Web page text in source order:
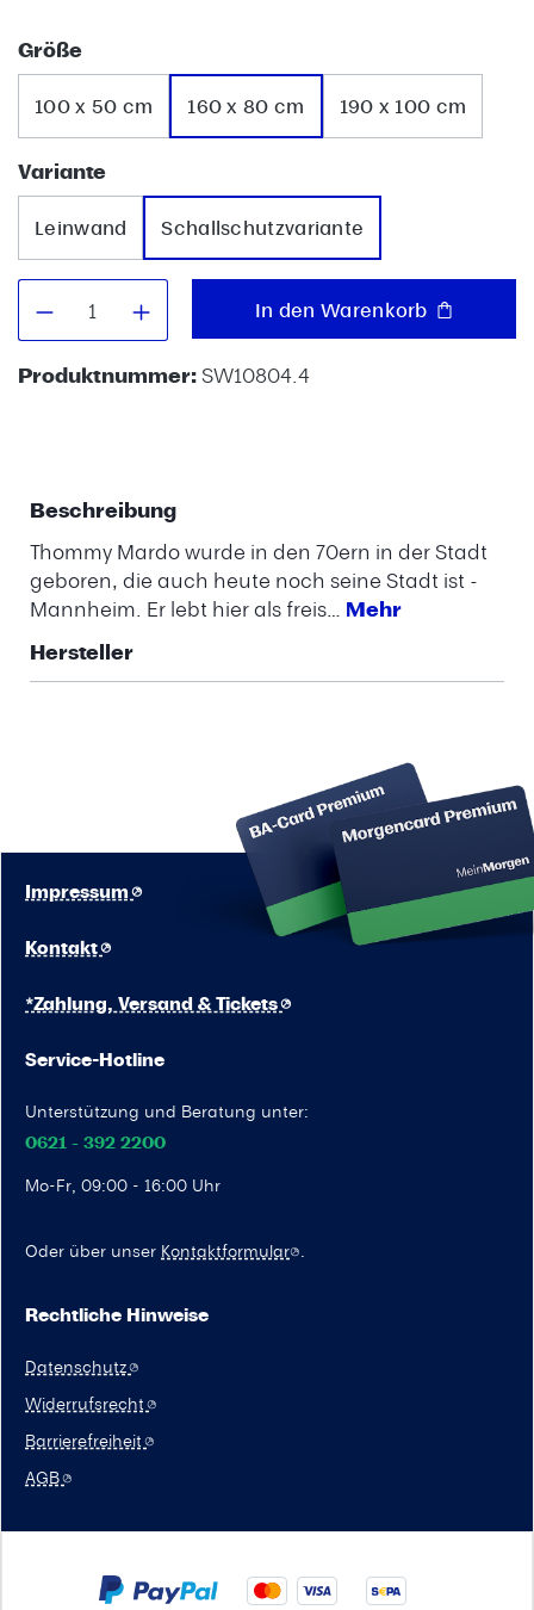
Größeauswählen
100 x 50 cm 160 x 80 cm 190 x 100 cm
Varianteauswählen
Leinwand Schallschutzvariante
Produkt Anzahl: Gib denIn den Warenkorb
Produktnummer:SW10804.4
Beschreibung
Thommy Mardo wurde in den 70ern in der Stadt
geboren, die auch heute noch seine Stadt ist -
Mannheim. Er lebt hier als freis… Mehr
Hersteller
Service-Hotline
Unterstützung und Beratung unter:
0621 - 392 2200
Mo-Fr, 09:00 - 16:00 Uhr
Oder über unser Kontaktformular .
Kontakt
Impressum
*Zahlung, Versand & Tickets
Rechtliche Hinweise
Datenschutz
Widerrufsrecht
Barrierefreiheit
AGB